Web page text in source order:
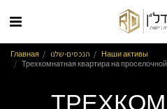
Главная הנכסים-שלנו
Наши активы
Трехкомнатная квартира на